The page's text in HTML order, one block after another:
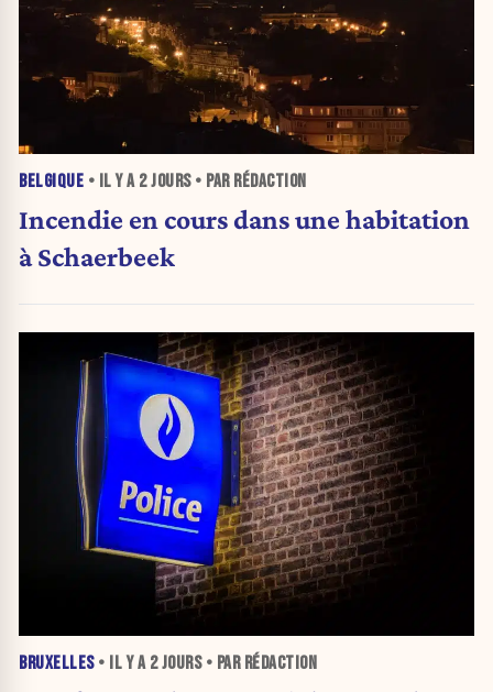
BELGIQUE • IL Y A 2 JOURS• PAR RÉDACTION
Incendie en cours dans une habitation
à Schaerbeek
BRUXELLES• IL Y A 2 JOURS• PAR RÉDACTION